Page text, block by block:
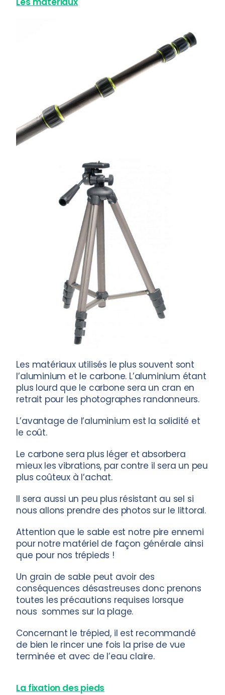
Les matériaux utilisés le plus souvent sont
l’aluminium et le carbone. L’aluminium étant
plus lourd que le carbone sera un cran en
retrait pour les photographes randonneurs.
L’avantage de l’aluminium est la solidité et
le coût.
Le carbone sera plus léger et absorbera
mieux les vibrations, par contre il sera un peu
plus coûteux à l’achat.
Il sera aussi un peu plus résistant au sel si
nous allons prendre des photos sur le littoral.
Attention que le sable est notre pire ennemi
pour notre matériel de façon générale ainsi
que pour nos trépieds !
Un grain de sable peut avoir des
conséquences désastreuses donc prenons
toutes les précautions requises lorsque
nous sommes sur la plage.
Concernant le trépied, il est recommandé
de bien le rincer une fois la prise de vue
terminée et avec de l’eau claire.
La fixation des pieds